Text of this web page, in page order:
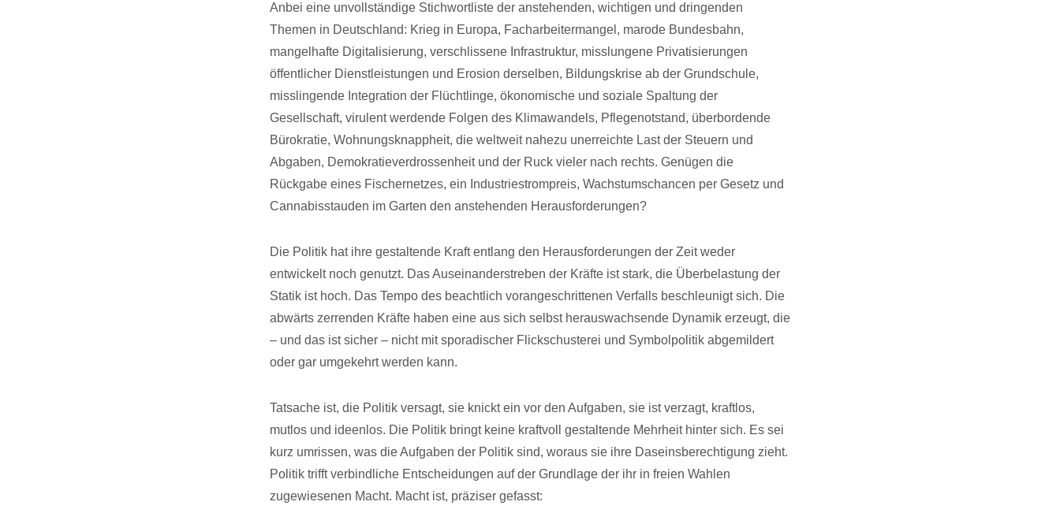
Anbei eine unvollständige Stichwortliste der anstehenden, wichtigen und dringenden
Themen in Deutschland: Krieg in Europa, Facharbeitermangel, marode Bundesbahn,
mangelhafte Digitalisierung, verschlissene Infrastruktur, misslungene Privatisierungen
öffentlicher Dienstleistungen und Erosion derselben, Bildungskrise ab der Grundschule,
misslingende Integration der Flüchtlinge, ökonomische und soziale Spaltung der
Gesellschaft, virulent werdende Folgen des Klimawandels, Pflegenotstand, überbordende
Bürokratie, Wohnungsknappheit, die weltweit nahezu unerreichte Last der Steuern und
Abgaben, Demokratieverdrossenheit und der Ruck vieler nach rechts. Genügen die
Rückgabe eines Fischernetzes, ein Industriestrompreis, Wachstumschancen per Gesetz und
Cannabisstauden im Garten den anstehenden Herausforderungen?
Die Politik hat ihre gestaltende Kraft entlang den Herausforderungen der Zeit weder
entwickelt noch genutzt. Das Auseinanderstreben der Kräfte ist stark, die Überbelastung der
Statik ist hoch. Das Tempo des beachtlich vorangeschrittenen Verfalls beschleunigt sich. Die
abwärts zerrenden Kräfte haben eine aus sich selbst herauswachsende Dynamik erzeugt, die
– und das ist sicher – nicht mit sporadischer Flickschusterei und Symbolpolitik abgemildert
oder gar umgekehrt werden kann.
Tatsache ist, die Politik versagt, sie knickt ein vor den Aufgaben, sie ist verzagt, kraftlos,
mutlos und ideenlos. Die Politik bringt keine kraftvoll gestaltende Mehrheit hinter sich. Es sei
kurz umrissen, was die Aufgaben der Politik sind, woraus sie ihre Daseinsberechtigung zieht.
Politik trifft verbindliche Entscheidungen auf der Grundlage der ihr in freien Wahlen
zugewiesenen Macht. Macht ist, präziser gefasst: